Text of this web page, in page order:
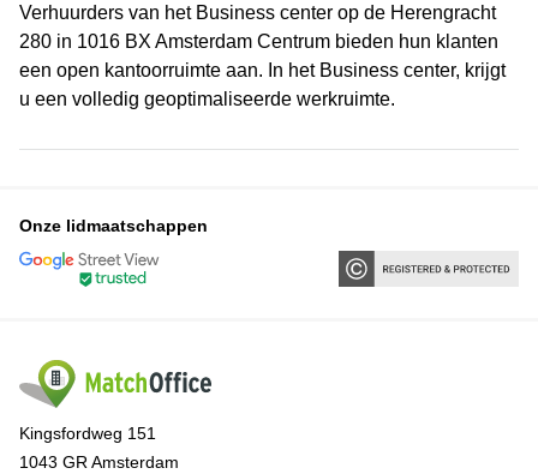
Verhuurders van het Business center op de Herengracht
280 in 1016 BX Amsterdam Centrum bieden hun klanten
een open kantoorruimte aan. In het Business center, krijgt
u een volledig geoptimaliseerde werkruimte.
Onze lidmaatschappen
Kingsfordweg 151
1043 GR Amsterdam